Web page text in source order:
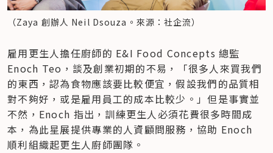
（Zaya 創辦人 Neil Dsouza。來源：社企流）
雇用更生人擔任廚師的 E&I Food Concepts 總監
Enoch Teo，談及創業初期的不易，「很多人來買我們
的東西，認為食物應該要比較便宜，假設我們的品質相
對不夠好，或是雇用員工的成本比較少。」但是事實並
不然，Enoch 指出，訓練更生人必須花費很多時間成
本，為此星展提供專業的人資顧問服務，協助 Enoch
順利組織起更生人廚師團隊。